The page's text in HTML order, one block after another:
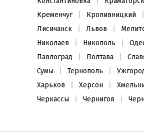
Кременчуг
Кропивницкий
Лисичанск
Львов
Николаев
Никополь
Павлоград
Полтава
Сумы
Тернополь
Харьков
Херсон
Черкассы
Чернигов